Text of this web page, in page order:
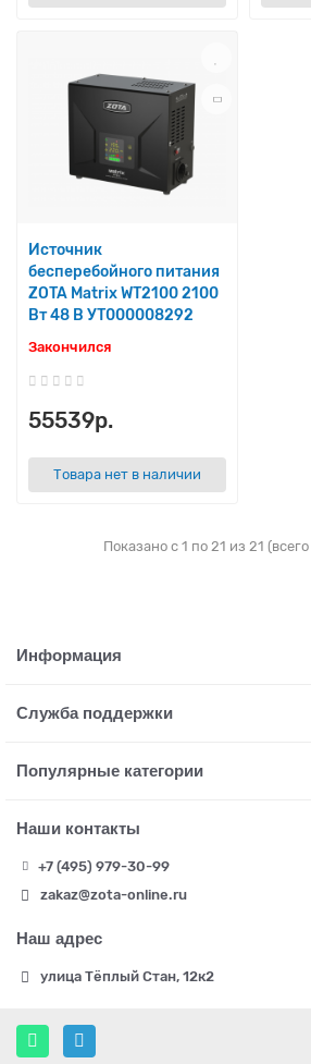
Источник
бесперебойного питания
ZOTA Matrix WT2100 2100
Вт 48 В УТ000008292
Закончился
55539р.
Товара нет в наличии
Показано с 1 по 21 из 21
Информация
Служба поддержки
Популярные категории
Наши контакты
+7 (495) 979-30-99
zakaz@zota-online.ru
Наш адрес
улица Тёплый Стан, 12к2